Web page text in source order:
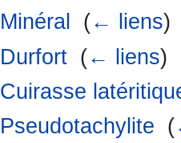
Minéral
(← liens)
Durfort‎ (← liens)
Cuirasse
Pseudotachylite (